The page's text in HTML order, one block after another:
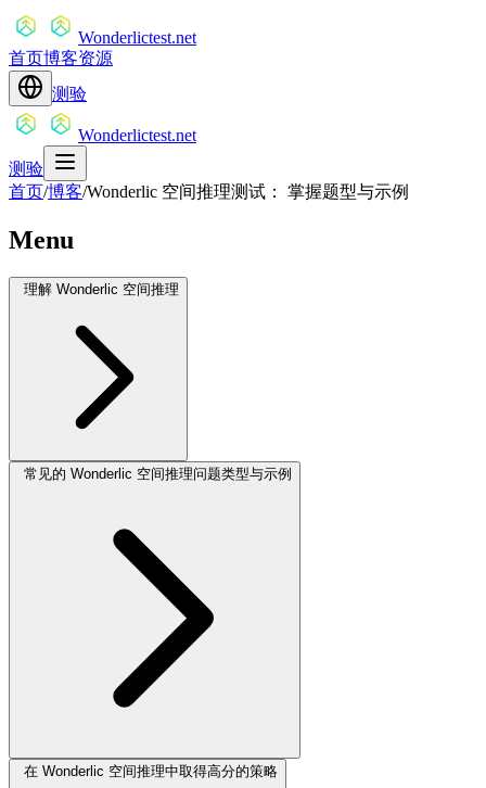
Wonderlictest.net
首页博客资源
测验
Wonderlictest.net
测验
首页/博客/Wonderlic 空间推理测试： 掌握题型与示例
Menu
理解 Wonderlic 空间推理
常见的 Wonderlic 空间推理问题类型与示例
在 Wonderlic 空间推理中取得高分的策略